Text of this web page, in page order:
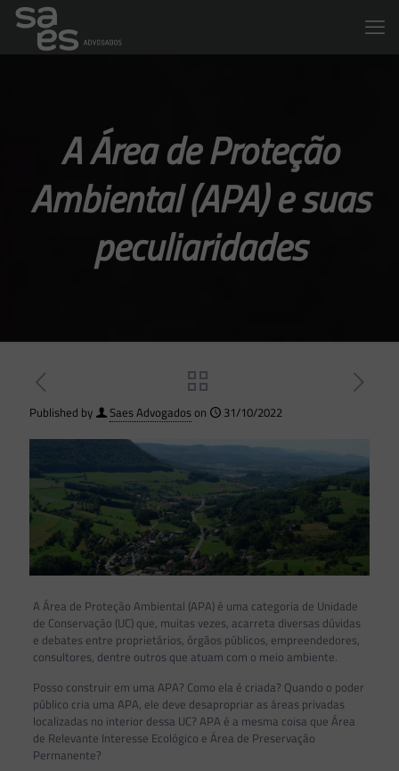
A Área de Proteção
Ambiental (APA) e suas
peculiaridades
Published by Saes Advogadoson 31/10/2022
A Área de Proteção Ambiental (APA) é uma categoria de Unidade
de Conservação (UC) que, muitas vezes, acarreta diversas dúvidas
e debates entre proprietários, órgãos públicos, empreendedores,
consultores, dentre outros que atuam com o meio ambiente.
Posso construir em uma APA? Como ela é criada? Quando o poder
público cria uma APA, ele deve desapropriar as áreas privadas
localizadas no interior dessa UC? APA é a mesma coisa que Área
de Relevante Interesse Ecológico e Área de Preservação
Permanente?